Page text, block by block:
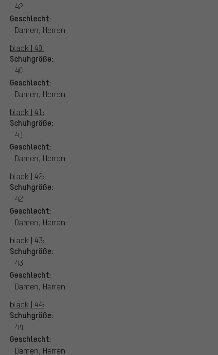
42
Geschlecht:
Damen, Herren
black | 40:
Schuhgröße:
40
Geschlecht:
Damen, Herren
black | 41:
Schuhgröße:
41
Geschlecht:
Damen, Herren
black | 42:
Schuhgröße:
42
Geschlecht:
Damen, Herren
black | 43:
Schuhgröße:
43
Geschlecht:
Damen, Herren
black | 44:
Schuhgröße:
44
Geschlecht:
Damen, Herren